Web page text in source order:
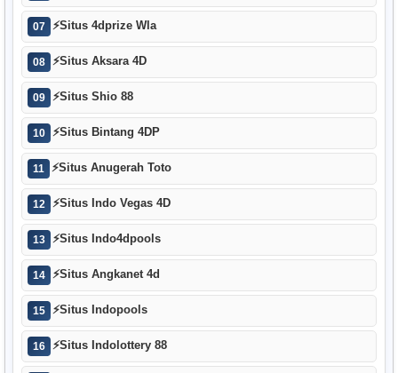
07 ⚡Situs 4dprize Wla
08 ⚡Situs Aksara 4D
09 ⚡Situs Shio 88
10 ⚡Situs Bintang 4DP
11 ⚡Situs Anugerah Toto
12 ⚡Situs Indo Vegas 4D
13 ⚡Situs Indo4dpools
14 ⚡Situs Angkanet 4d
15 ⚡Situs Indopools
16 ⚡Situs Indolottery 88